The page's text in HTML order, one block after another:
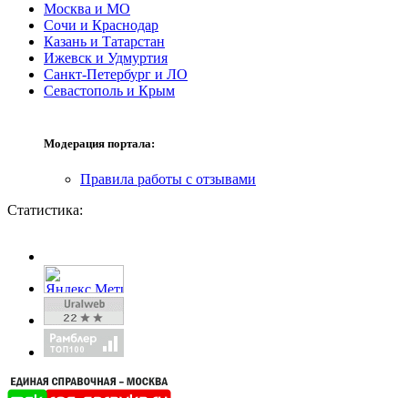
Москва и МО
Сочи и Краснодар
Казань и Татарстан
Ижевск и Удмуртия
Санкт-Петербург и ЛО
Севастополь и Крым
Модерация портала:
Правила работы с отзывами
Статистика: